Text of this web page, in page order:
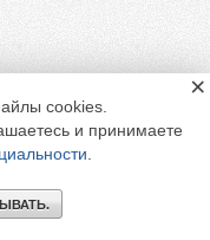
cookies.
и принимаете
×